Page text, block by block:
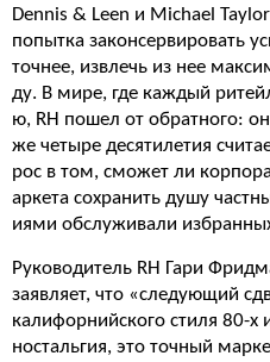
Dennis & Leen и Michael
попытка законсервировать
точнее, извлечь из нее
ду. В мире, где каждый
ю, RH пошел от обратного:
же четыре десятилетия
рос в том, сможет ли
аркета сохранить душу
иями обслуживали
Руководитель RH Гари
заявляет, что «следующий
калифорнийского стиля 80-х
ностальгия, это точный